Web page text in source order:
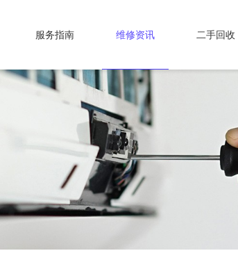
服务指南 维修资讯 二手回收